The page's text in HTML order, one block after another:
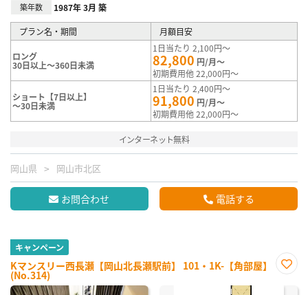
築年数 1987年 3月 築
プラン名・期間 月額目安
ロング
30日以上～360日未満
1日当たり 2,100円～
82,800 円/月～
初期費用他 22,000円～
ショート【7日以上】
～30日未満
1日当たり 2,400円～
91,800 円/月～
初期費用他 22,000円～
インターネット無料
岡山県 岡山市北区
お問合わせ 電話する
キャンペーン
Kマンスリー西長瀬【岡山北長瀬駅前】 101・1K-【角部屋】
(No.314)
に入